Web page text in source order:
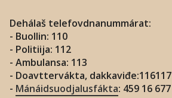
Dehálaš telefovdnanummárat:
- Buollin: 110
- Politiija: 112
- Ambulansa: 113
- Doavttervákta, dakkaviđe:116117
- Mánáidsuodjalusfákta: 459 16 677